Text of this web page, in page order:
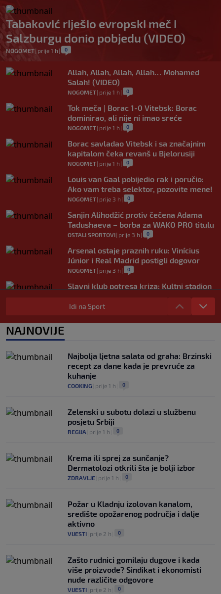
Tabaković riješio evropski meč i
Salzburgu donio pobjedu (VIDEO)
NOGOMET| prije 1 h | 0
Allah, Allah, Allah, Allah… Mohamed
Salah! (VIDEO)
NOGOMET| prije 1 h | 0
Tok meča | Borac 1-0 Vitebsk: Borac
dominirao, ali nije ni imao sreće
NOGOMET| prije 1 h | 0
Borac savladao Vitebsk i sa značajnim
kapitalom čeka revanš u Bjelorusiji
NOGOMET| prije 1 h | 0
Louis van Gaal pobijedio rak i poručio:
Ako vam treba selektor, pozovite mene!
NOGOMET| prije 3 h | 0
Sanjin Alihodžić protiv čečena Adama
Tadushaeva – borba za WAKO PRO titulu
OSTALI SPORTOVI| prije 3 h | 0
Arsenal ostaje praznih ruku: Vinícius
Júnior i Real Madrid postigli dogovor
NOGOMET| prije 3 h | 0
Slavni klub potresa kriza: Kultni stadion
u Italiji bit će prazan na početku sezone,
navijači objavili rat upravi
Idi na Sport
NAJNOVIJE
Najbolja ljetna salata od graha: Brzinski
recept za dane kada je prevruće za
kuhanje
COOKING prije 1 h 0
Zelenski u subotu dolazi u službenu
posjetu Srbiji
REGIJA prije 1 h 0
Krema ili sprej za sunčanje?
Dermatolozi otkrili šta je bolji izbor
ZDRAVLJE prije 1 h 0
Požar u Kladnju izolovan kanalom,
središte opožarenog područja i dalje
aktivno
VIJESTI prije 2 h 0
Zašto rudnici gomilaju dugove i kada
više proizvode? Sindikat i ekonomisti
nude različite odgovore
VIJESTI prije 2 h 0